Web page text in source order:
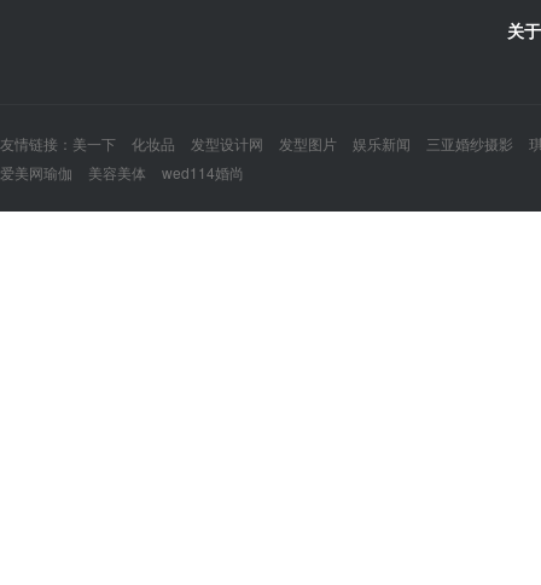
关
友情链接： 美一下 化妆品 发型设计网 发型图片 娱乐新闻 三亚婚纱摄影
爱美网瑜伽
美容美体 wed114婚尚